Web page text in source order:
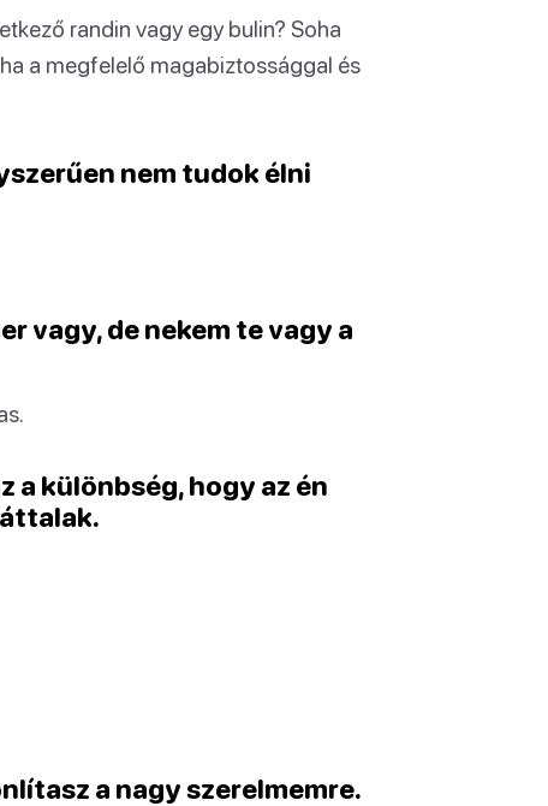
randin vagy egy bulin? Soha
a megfelelő magabiztossággal és
nem tudok élni
vagy, de nekem te vagy a
a különbség, hogy az én
a nagy szerelmemre.